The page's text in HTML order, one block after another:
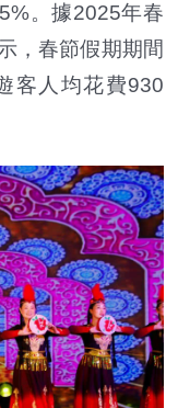
。據2025年春
，春節假期期間
客人均花費930